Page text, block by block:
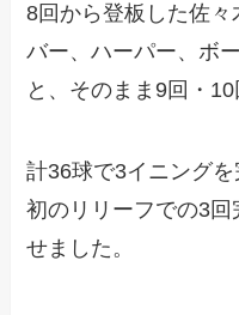
8回から登板した佐
バー、ハーパー、ボ
と、そのまま9回・10
計36球で3イニング
初のリリーフでの3
せました。